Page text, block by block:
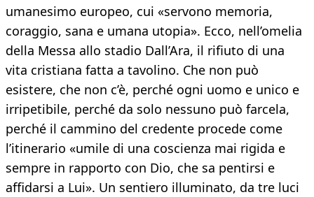
umanesimo europeo, cui «servono memoria,
coraggio, sana e umana utopia». Ecco, nell’omelia
della Messa allo stadio Dall’Ara, il rifiuto di una
vita cristiana fatta a tavolino. Che non può
esistere, che non c’è, perché ogni uomo e unico e
irripetibile, perché da solo nessuno può farcela,
perché il cammino del credente procede come
l’itinerario «umile di una coscienza mai rigida e
sempre in rapporto con Dio, che sa pentirsi e
affidarsi a Lui». Un sentiero illuminato, da tre luci